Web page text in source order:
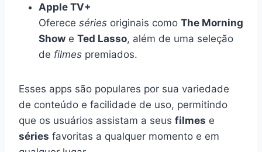
Apple TV+
Oferece séries originais como The Morning
Show e Ted Lasso, além de uma seleção
de filmes premiados.
Esses apps são populares por sua variedade
de conteúdo e facilidade de uso, permitindo
que os usuários assistam a seus filmes e
séries favoritas a qualquer momento e em